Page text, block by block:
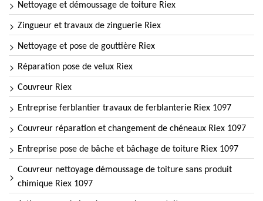
Nettoyage et démoussage de toiture Riex
Zingueur et travaux de zinguerie Riex
Nettoyage et pose de gouttière Riex
Réparation pose de velux Riex
Couvreur Riex
Entreprise ferblantier travaux de ferblanterie Riex 1097
Couvreur réparation et changement de chéneaux Riex 1097
Entreprise pose de bâche et bâchage de toiture Riex 1097
Couvreur nettoyage démoussage de toiture sans produit
chimique Riex 1097